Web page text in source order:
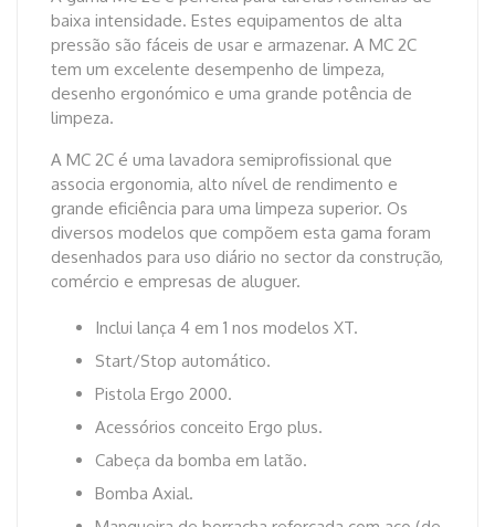
baixa intensidade. Estes equipamentos de alta
pressão são fáceis de usar e armazenar. A MC 2C
tem um excelente desempenho de limpeza,
desenho ergonómico e uma grande potência de
limpeza.
A MC 2C é uma lavadora semiprofissional que
associa ergonomia, alto nível de rendimento e
grande eficiência para uma limpeza superior. Os
diversos modelos que compõem esta gama foram
desenhados para uso diário no sector da construção,
comércio e empresas de aluguer.
Inclui lança 4 em 1 nos modelos XT.
Start/Stop automático.
Pistola Ergo 2000.
Acessórios conceito Ergo plus.
Cabeça da bomba em latão.
Bomba Axial.